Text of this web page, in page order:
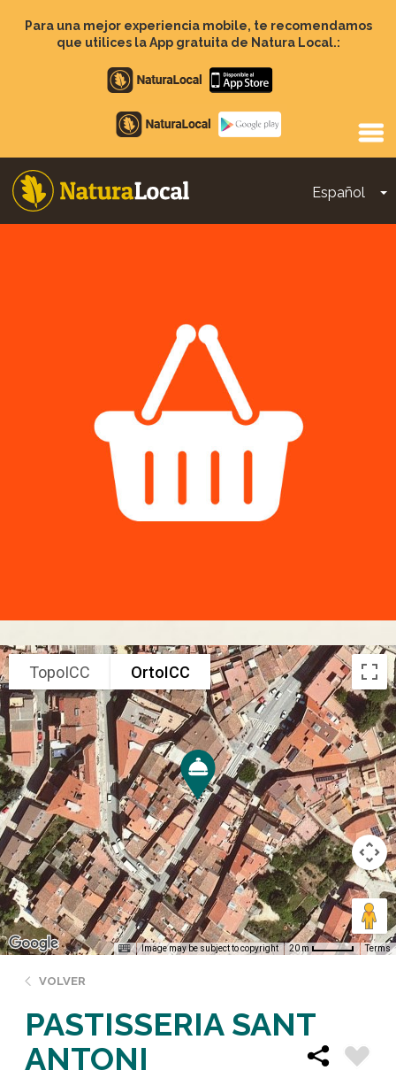
contenido
Para una mejor experiencia mobile, te recomendamos
que utilices la App gratuita de Natura Local.:
Apple
store
Google
Play
Español
Main
TopoICC OrtoICC
Image may be subject to copyright 20 m Terms
VOLVER
PASTISSERIA SANT
ANTONI